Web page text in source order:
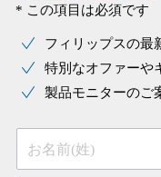
* この項目は必須です
フィリップスの最
特別なオファーや
製品モニターのご
お名前(姓)